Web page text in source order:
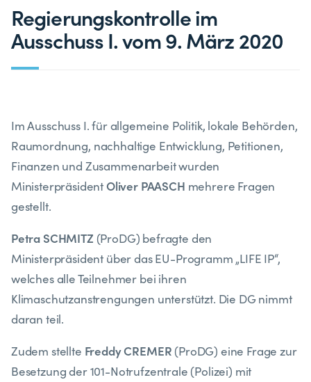
Regierungskontrolle im
Ausschuss I. vom 9. März 2020
Im Ausschuss I. für allgemeine Politik, lokale Behörden,
Raumordnung, nachhaltige Entwicklung, Petitionen,
Finanzen und Zusammenarbeit wurden
MinisterpräsidentOliver PAASCH mehrere Fragen
gestellt.
Petra SCHMITZ (ProDG) befragte den
Ministerpräsident über das EU-Programm „LIFE IP“,
welches alle Teilnehmer bei ihren
Klimaschutzanstrengungen unterstützt. Die DG nimmt
daran teil.
Zudem stellte Freddy CREMER (ProDG) eine Frage zur
Besetzung der 101-Notrufzentrale (Polizei) mit